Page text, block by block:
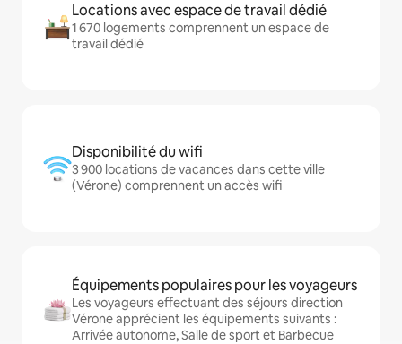
Locations avec espace de travail dédié
1 670 logements comprennent un espace de
travail dédié
Disponibilité du wifi
3 900 locations de vacances dans cette ville
(Vérone) comprennent un accès wifi
Équipements populaires pour les voyageurs
Les voyageurs effectuant des séjours direction
Vérone apprécient les équipements suivants :
Arrivée autonome, Salle de sport et Barbecue